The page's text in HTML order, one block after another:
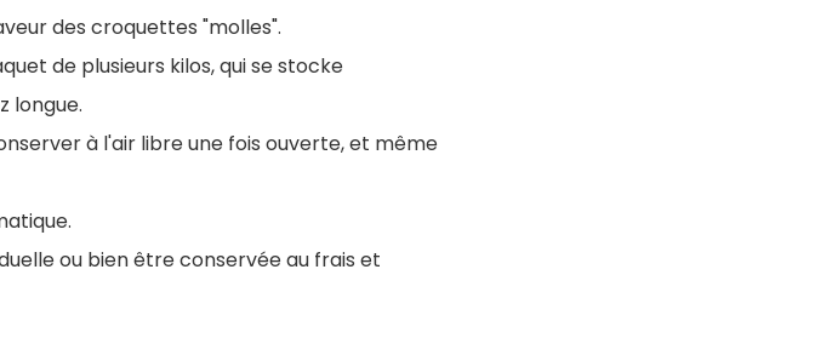
des croquettes "molles".
de plusieurs kilos, qui se stocke
longue.
à l'air libre une fois ouverte, et même
ou bien être conservée au frais et